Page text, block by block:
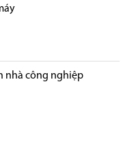
nhà công nghiệp